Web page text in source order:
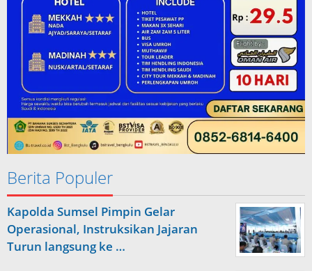
Berita Populer
Kapolda Sumsel Pimpin Gelar
Operasional, Instruksikan Jajaran
Turun langsung ke …